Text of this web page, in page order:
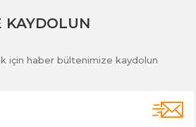
KAYDOLUN
için haber bültenimize kaydolun